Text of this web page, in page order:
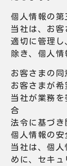
個人情報の
当社は、お
適切に管理
除き、個人
お客さまの
お客さまが
当社が業務
合
法令に基づ
個人情報の安
当社は、個
めに、セキ